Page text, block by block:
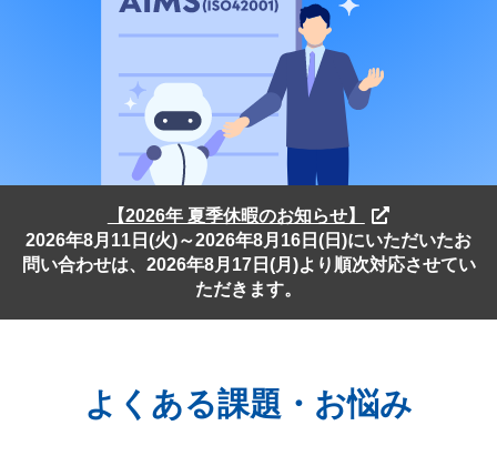
【2026年 夏季休暇のお知らせ】
2026年8月11日(火)～2026年8月16日(日)にいただいたお
問い合わせは、2026年8月17日(月)より順次対応させてい
ただきます。
よくある課題・お悩み